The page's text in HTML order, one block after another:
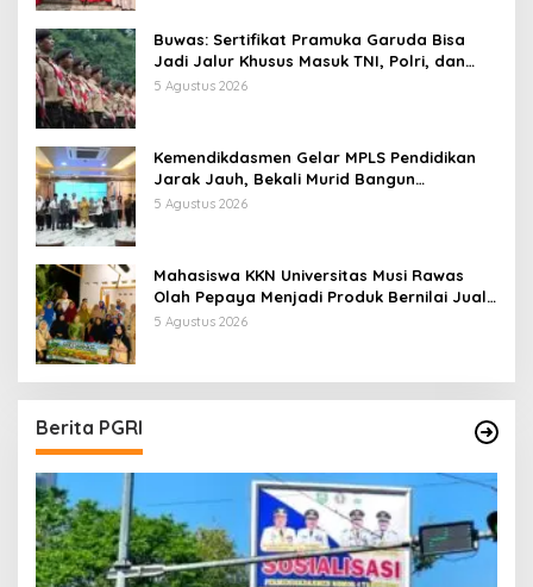
Buwas: Sertifikat Pramuka Garuda Bisa
Jadi Jalur Khusus Masuk TNI, Polri, dan
Perguruan Tinggi
5 Agustus 2026
Kemendikdasmen Gelar MPLS Pendidikan
Jarak Jauh, Bekali Murid Bangun
Kemandirian Belajar
5 Agustus 2026
Mahasiswa KKN Universitas Musi Rawas
Olah Pepaya Menjadi Produk Bernilai Jual
Tinggi, Dorong UMKM Desa Air Satan
5 Agustus 2026
Berita PGRI